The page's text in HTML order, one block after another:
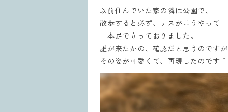
以前住んでいた家の隣は公園で、
散歩すると必ず、リスがこうやって
二本足で立っておりました。
誰が来たかの、確認だと思うのですが
その姿が可愛くて、再現したのです